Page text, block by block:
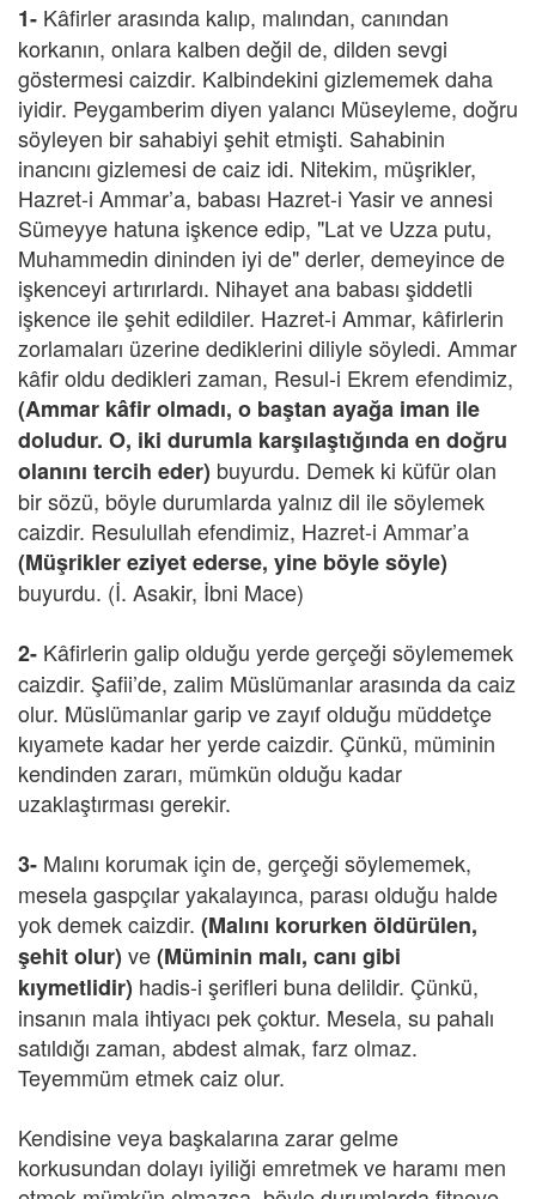
1- Kâfirler arasında kalıp, malından, canından
korkanın, onlara kalben değil de, dilden sevgi
göstermesi caizdir. Kalbindekini gizlememek daha
iyidir. Peygamberim diyen yalancı Müseyleme, doğru
söyleyen bir sahabiyi şehit etmişti. Sahabinin
inancını gizlemesi de caiz idi. Nitekim, müşrikler,
Hazret-i Ammar’a, babası Hazret-i Yasir ve annesi
Sümeyye hatuna işkence edip, "Lat ve Uzza putu,
Muhammedin dininden iyi de" derler, demeyince de
işkenceyi artırırlardı. Nihayet ana babası şiddetli
işkence ile şehit edildiler. Hazret-i Ammar, kâfirlerin
zorlamaları üzerine dediklerini diliyle söyledi. Ammar
kâfir oldu dedikleri zaman, Resul-i Ekrem efendimiz,
(Ammar kâfir olmadı, o baştan ayağa iman ile
doludur. O, iki durumla karşılaştığında en doğru
olanını tercih eder) buyurdu. Demek ki küfür olan
bir sözü, böyle durumlarda yalnız dil ile söylemek
caizdir. Resulullah efendimiz, Hazret-i Ammar’a
(Müşrikler eziyet ederse, yine böyle söyle)
buyurdu. (İ. Asakir, İbni Mace)
2- Kâfirlerin galip olduğu yerde gerçeği söylememek
caizdir. Şafii’de, zalim Müslümanlar arasında da caiz
olur. Müslümanlar garip ve zayıf olduğu müddetçe
kıyamete kadar her yerde caizdir. Çünkü, müminin
kendinden zararı, mümkün olduğu kadar
uzaklaştırması gerekir.
3- Malını korumak için de, gerçeği söylememek,
mesela gaspçılar yakalayınca, parası olduğu halde
yok demek caizdir. (Malını korurken öldürülen,
şehit olur) ve(Müminin malı, canı gibi
kıymetlidir) hadis-i şerifleri buna delildir. Çünkü,
insanın mala ihtiyacı pek çoktur. Mesela, su pahalı
satıldığı zaman, abdest almak, farz olmaz.
Teyemmüm etmek caiz olur.
Kendisine veya başkalarına zarar gelme
korkusundan dolayı iyiliği emretmek ve haramı men